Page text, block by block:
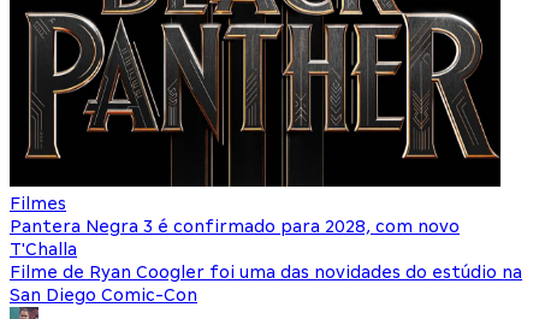
Filmes
Pantera Negra 3 é confirmado para 2028, com novo
T'Challa
Filme de Ryan Coogler foi uma das novidades do estúdio na
San Diego Comic-Con